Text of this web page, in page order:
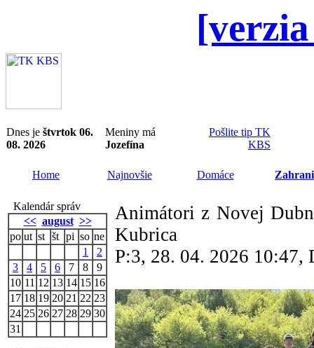
Dnes je štvrtok 06.
08. 2026
Meniny má
Jozefína
Pošlite tip TK
KBS
Home Najnovšie Domáce
Kalendár správ
<< august >>
po ut st št pi so ne
1
2
3
4 5 6 7 8
9
10 11 12 13 14 15 16
17 18 19 20 21 22 23
24 25 26 27 28 29 30
31
Animátori z Novej
Kubrica
P:3, 28. 04. 2026 10:47,